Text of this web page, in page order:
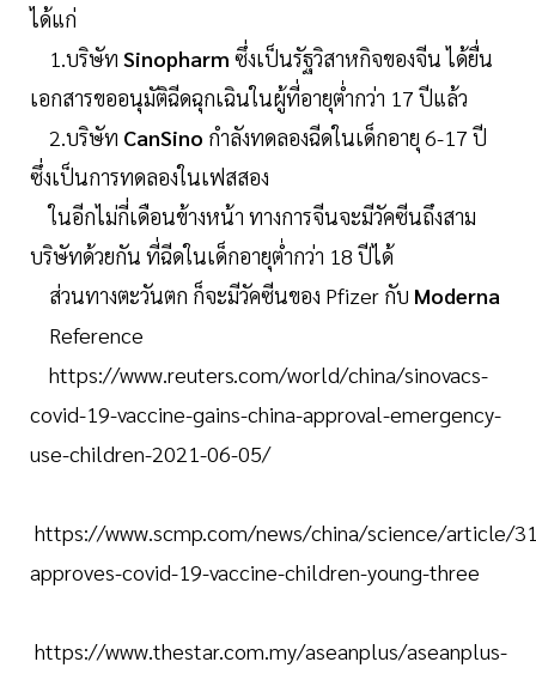
ได้แก่
1.บริษัท Sinopharm ซึ่งเป็นรัฐวิสาหกิจของจีน ได้ยื่น
เอกสารขออนุมัติฉีดฉุกเฉินในผู้ที่อายุต่ำกว่า 17 ปีแล้ว
2.บริษัท CanSino กำลังทดลองฉีดในเด็กอายุ 6-17 ปี
ซึ่งเป็นการทดลองในเฟสสอง
ในอีกไม่กี่เดือนข้างหน้า ทางการจีนจะมีวัคซีนถึงสาม
บริษัทด้วยกัน ที่ฉีดในเด็กอายุต่ำกว่า 18 ปีได้
ส่วนทางตะวันตก ก็จะมีวัคซีนของ Pfizer กับ Moderna
Reference
https://www.reuters.com/world/china/sinovacs-
covid-19-vaccine-gains-china-approval-emergency-
use-children-2021-06-05/
https://www.scmp.com/news/china/science/article/
approves-covid-19-vaccine-children-young-three
https://www.thestar.com.my/aseanplus/aseanplus-